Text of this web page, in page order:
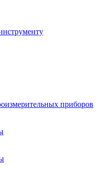
приборов